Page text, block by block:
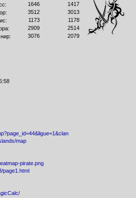
1646
1417
3512
3013
1173
1178
2909
2514
3076 2079
map
pirate.png
page1.html